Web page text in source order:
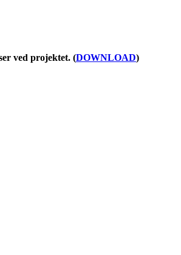
ved projektet. (DOWNLOAD)